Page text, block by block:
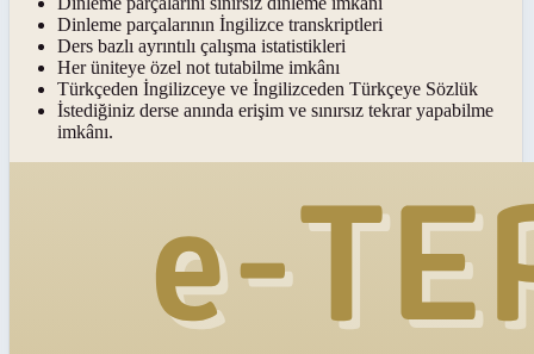
Dinleme parçalarının İngilizce transkriptleri
Ders bazlı ayrıntılı çalışma istatistikleri
Her üniteye özel not tutabilme imkânı
Türkçeden İngilizceye ve İngilizceden Türkçeye Sözlük
İstediğiniz derse anında erişim ve sınırsız tekrar yapabilme
imkânı.